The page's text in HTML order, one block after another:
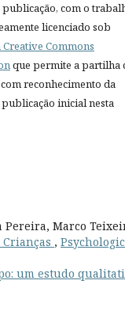
com o
licenciado sob
Creative Commons
que permite a partilha
reconhecimento da
inicial nesta
Pereira, Marco
,
um estudo